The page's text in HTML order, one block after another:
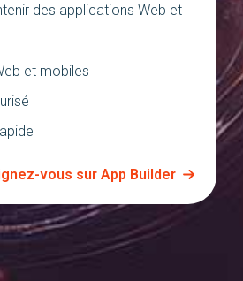
des applications Web et
et mobiles
vous sur App Builder